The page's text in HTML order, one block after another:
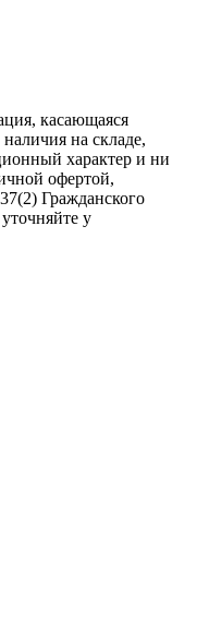
касающаяся
на складе,
характер и ни
офертой,
Гражданского
у